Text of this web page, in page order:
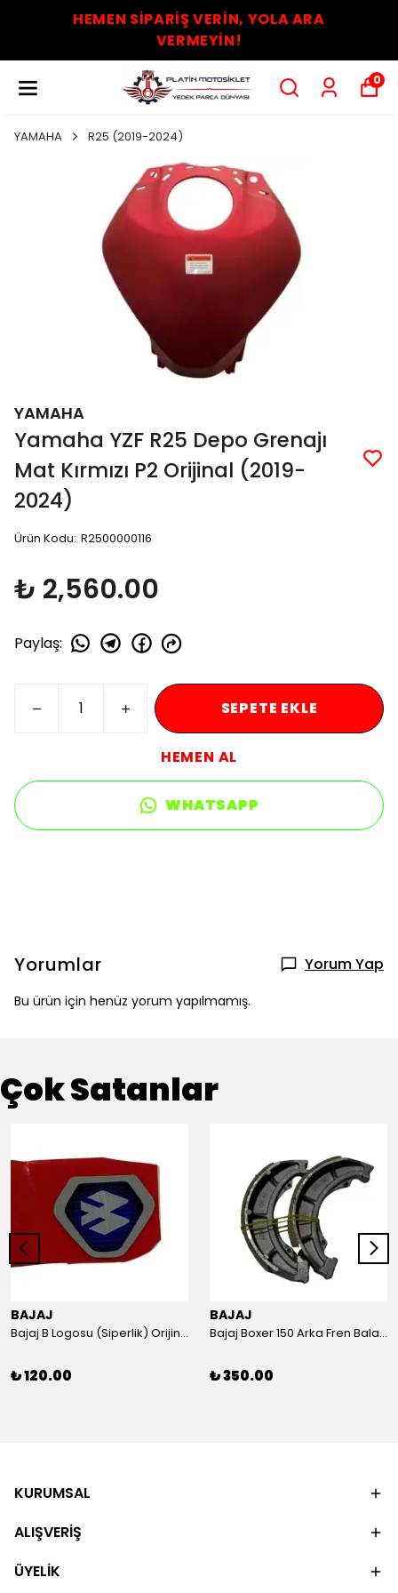
HEMEN SİPARİŞ VERİN, YOLA ARA
VERMEYİN!
0
YAMAHA R25 (2019-2024)
YAMAHA
Yamaha YZF R25 Depo Grenajı
Mat Kırmızı P2 Orijinal (2019-
2024)
Ürün Kodu: R2500000116
₺ 2,560.00
Paylaş:
SEPETE EKLE
HEMEN AL
WHATSAPP
Yorumlar Yorum Yap
Bu ürün için henüz yorum yapılmamış.
Çok Satanlar
BAJAJ
Bajaj B Logosu (Siperlik) Orijinal
₺ 120.00
BAJAJ
Bajaj Boxer 150 Arka Fren Balatası Orijinal
₺ 350.00
KURUMSAL
ALIŞVERİŞ
ÜYELİK